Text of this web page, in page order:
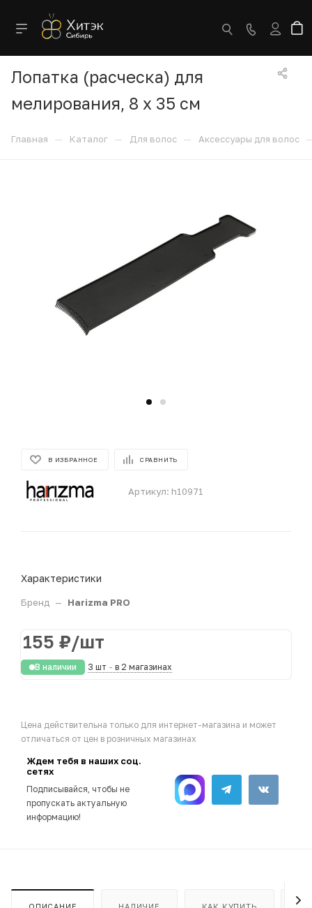
Лопатка (расческа) для
мелирования, 8 х 35 см
Главная — Каталог — Для волос — Аксессуары для волос
В ИЗБРАННОЕ СРАВНИТЬ
Артикул: h10971
Характеристики
Бренд — Harizma PRO
155 ₽/шт
В наличии 3 шт - в 2 магазинах
Цена действительна только для интернет-магазина и может
отличаться от цен в розничных магазинах
Ждем тебя в наших соц.
сетях
Подписывайся, чтобы не
пропускать актуальную
информацию!